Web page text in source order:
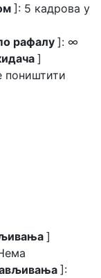
]: 5 кадрова у
рафалу ]: ∞
]
поништити
]
]: